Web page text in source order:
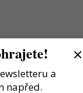
a
napřed.